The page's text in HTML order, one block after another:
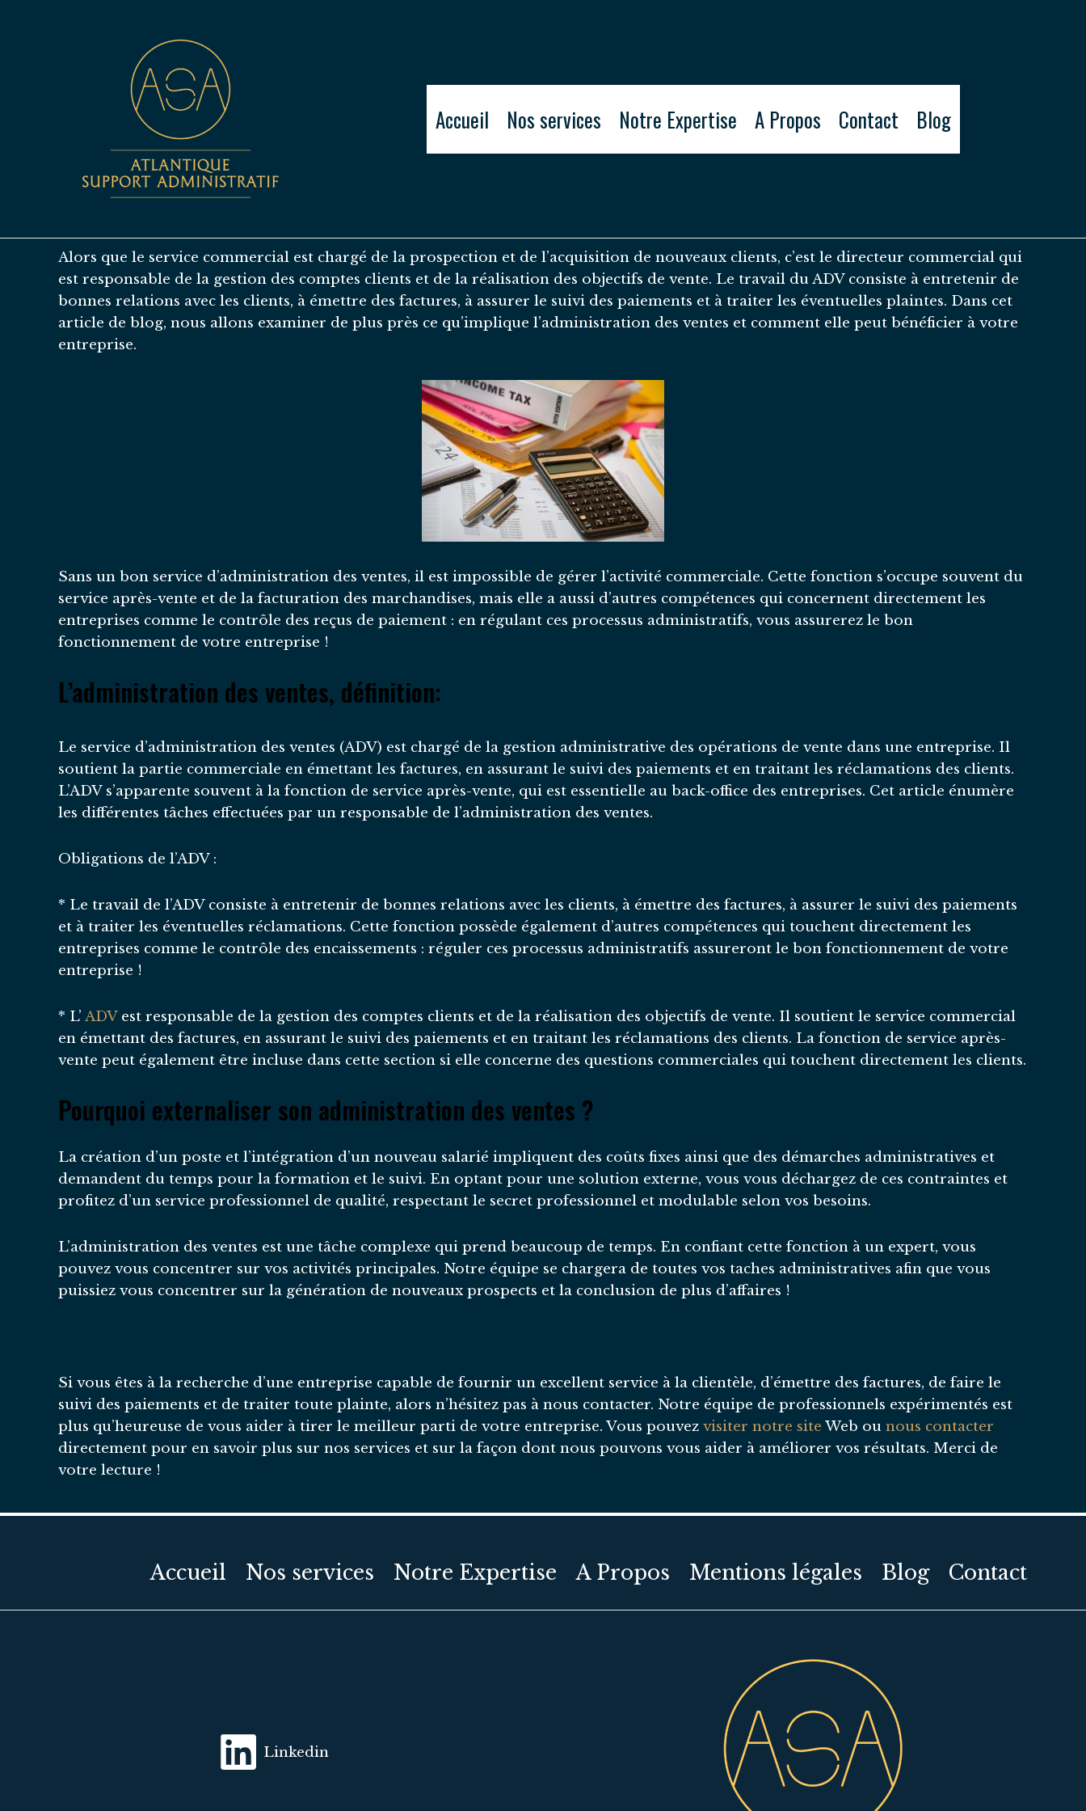
Accueil Nos services Notre Expertise A Propos Contact Blog
Alors que le service commercial est chargé de la prospection et de l’acquisition de nouveaux clients, c’est le directeur commercial qui
est responsable de la gestion des comptes clients et de la réalisation des objectifs de vente. Le travail du ADV consiste à entretenir de
bonnes relations avec les clients, à émettre des factures, à assurer le suivi des paiements et à traiter les éventuelles plaintes. Dans cet
article de blog, nous allons examiner de plus près ce qu’implique l’administration des ventes et comment elle peut bénéficier à votre
entreprise.
Sans un bon service d’administration des ventes, il est impossible de gérer l’activité commerciale. Cette fonction s’occupe souvent du
service après-vente et de la facturation des marchandises, mais elle a aussi d’autres compétences qui concernent directement les
entreprises comme le contrôle des reçus de paiement : en régulant ces processus administratifs, vous assurerez le bon
fonctionnement de votre entreprise !
L’administration des ventes, définition:
Le service d’administration des ventes (ADV) est chargé de la gestion administrative des opérations de vente dans une entreprise. Il
soutient la partie commerciale en émettant les factures, en assurant le suivi des paiements et en traitant les réclamations des clients.
L’ADV s’apparente souvent à la fonction de service après-vente, qui est essentielle au back-office des entreprises. Cet article énumère
les différentes tâches effectuées par un responsable de l’administration des ventes.
Obligations de l’ADV :
* Le travail de l’ADV consiste à entretenir de bonnes relations avec les clients, à émettre des factures, à assurer le suivi des paiements
et à traiter les éventuelles réclamations. Cette fonction possède également d’autres compétences qui touchent directement les
entreprises comme le contrôle des encaissements : réguler ces processus administratifs assureront le bon fonctionnement de votre
entreprise !
* L’ ADVest responsable de la gestion des comptes clients et de la réalisation des objectifs de vente. Il soutient le service commercial
en émettant des factures, en assurant le suivi des paiements et en traitant les réclamations des clients. La fonction de service après-
vente peut également être incluse dans cette section si elle concerne des questions commerciales qui touchent directement les clients.
Pourquoi externaliser son administration des ventes ?
La création d’un poste et l’intégration d’un nouveau salarié impliquent des coûts fixes ainsi que des démarches administratives et
demandent du temps pour la formation et le suivi. En optant pour une solution externe, vous vous déchargez de ces contraintes et
profitez d’un service professionnel de qualité, respectant le secret professionnel et modulable selon vos besoins.
L’administration des ventes est une tâche complexe qui prend beaucoup de temps. En confiant cette fonction à un expert, vous
pouvez vous concentrer sur vos activités principales. Notre équipe se chargera de toutes vos taches administratives afin que vous
puissiez vous concentrer sur la génération de nouveaux prospects et la conclusion de plus d’affaires !
Si vous êtes à la recherche d’une entreprise capable de fournir un excellent service à la clientèle, d’émettre des factures, de faire le
suivi des paiements et de traiter toute plainte, alors n’hésitez pas à nous contacter. Notre équipe de professionnels expérimentés est
plus qu’heureuse de vous aider à tirer le meilleur parti de votre entreprise. Vous pouvez visiter notre site Web ou nous contacter
directement pour en savoir plus sur nos services et sur la façon dont nous pouvons vous aider à améliorer vos résultats. Merci de
votre lecture !
Accueil Nos services Notre Expertise A Propos Mentions légales Blog Contact
Linkedin